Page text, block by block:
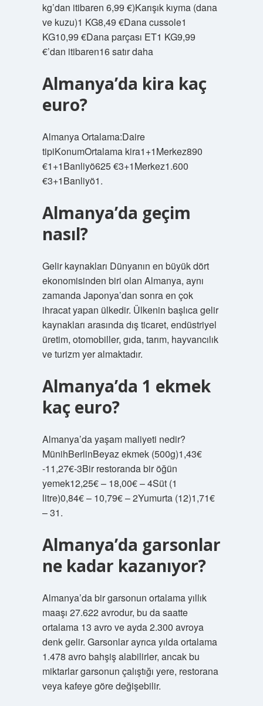
kg’dan itibaren 6,99 €)Karışık kıyma (dana
ve kuzu)1 KG8,49 €Dana cussole1
KG10,99 €Dana parçası ET1 KG9,99
€’dan itibaren16 satır daha
Almanya’da kira kaç
euro?
Almanya Ortalama:Daire
tipiKonumOrtalama kira1+1Merkez890
€1+1Banliyö625 €3+1Merkez1.600
€3+1Banliyö1.
Almanya’da geçim
nasıl?
Gelir kaynakları Dünyanın en büyük dört
ekonomisinden biri olan Almanya, aynı
zamanda Japonya’dan sonra en çok
ihracat yapan ülkedir. Ülkenin başlıca gelir
kaynakları arasında dış ticaret, endüstriyel
üretim, otomobiller, gıda, tarım, hayvancılık
ve turizm yer almaktadır.
Almanya’da 1 ekmek
kaç euro?
Almanya’da yaşam maliyeti nedir?
MünihBerlinBeyaz ekmek (500g)1,43€
-11,27€-3Bir restoranda bir öğün
yemek12,25€ – 18,00€ – 4Süt (1
litre)0,84€ – 10,79€ – 2Yumurta (12)1,71€
– 31.
Almanya’da garsonlar
ne kadar kazanıyor?
Almanya’da bir garsonun ortalama yıllık
maaşı 27.622 avrodur, bu da saatte
ortalama 13 avro ve ayda 2.300 avroya
denk gelir. Garsonlar ayrıca yılda ortalama
1.478 avro bahşiş alabilirler, ancak bu
miktarlar garsonun çalıştığı yere, restorana
veya kafeye göre değişebilir.